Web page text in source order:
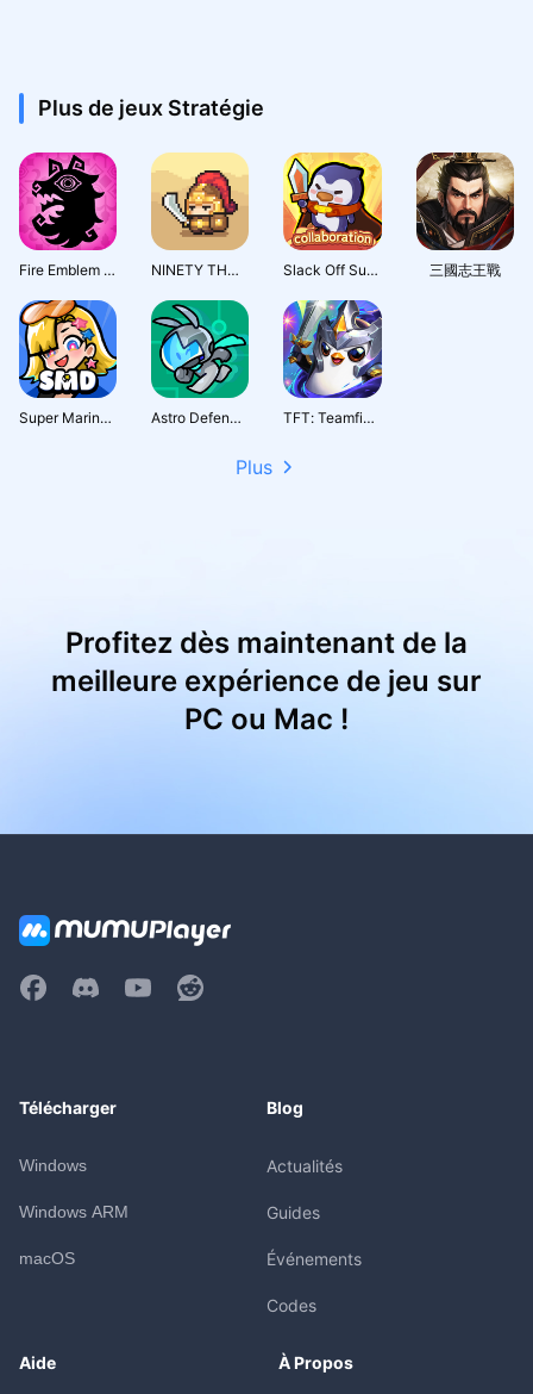
Plus de jeux Stratégie
Fire Emblem Shadows NINETY THOUSAND ACRES Slack Off Survivor 三國志王戰
Super Marine Defense Astro Defenders : Capt.Couch TFT: Teamfight Tactics
Plus
Profitez dès maintenant de la
meilleure expérience de jeu sur
PC ou Mac !
Télécharger
Windows
Windows ARM
macOS
Blog
Actualités
Guides
Événements
Codes
Aide À Propos